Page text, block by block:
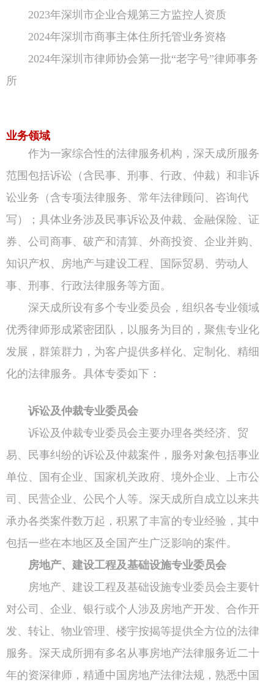
2023年深圳市企业合规第三方监控人资质
2024年深圳市商事主体住所托管业务资格
2024年深圳市律师协会第一批“老字号”律师事务
所
业务领域
作为一家综合性的法律服务机构，深天成所服务
范围包括诉讼（含民事、刑事、行政、仲裁）和非诉
讼业务（含专项法律服务、常年法律顾问、咨询代
写）；具体业务涉及民事诉讼及仲裁、金融保险、证
券、公司商事、破产和清算、外商投资、企业并购、
知识产权、房地产与建设工程、国际贸易、劳动人
事、刑事、行政法律服务等方面。
深天成所设有多个专业委员会，组织各专业领域
优秀律师形成紧密团队，以服务为目的，聚焦专业化
发展，群策群力，为客户提供多样化、定制化、精细
化的法律服务。具体专委如下：
诉讼及仲裁专业委员会
诉讼及仲裁专业委员会主要办理各类经济、贸
易、民事纠纷的诉讼及仲裁案件，服务对象包括事业
单位、国有企业、国家机关政府、境外企业、上市公
司、民营企业、公民个人等。深天成所自成立以来共
承办各类案件数万起，积累了丰富的专业经验，其中
包括一些在本地区及全国产生广泛影响的案件。
房地产、建设工程及基础设施专业委员会
房地产、建设工程及基础设施专业委员会主要针
对公司、企业、银行或个人涉及房地产开发、合作开
发、转让、物业管理、楼宇按揭等提供全方位的法律
服务。深天成所拥有多名从事房地产法律服务近二十
年的资深律师，精通中国房地产法律法规，熟悉中国